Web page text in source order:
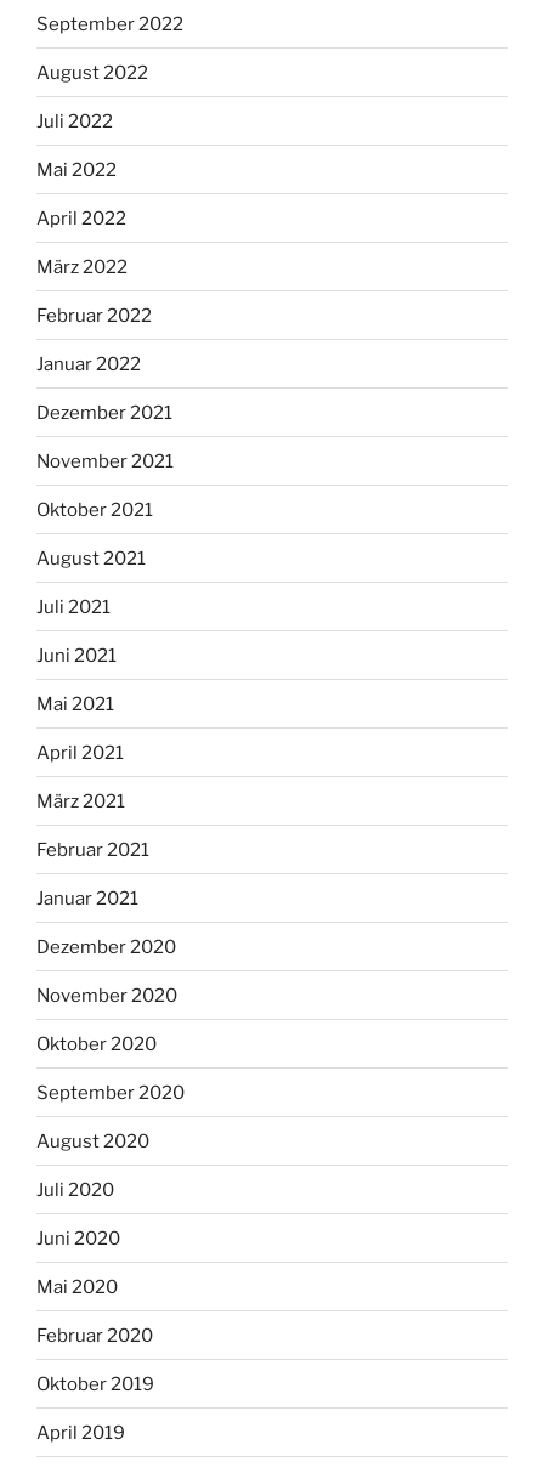
September 2022
August 2022
Juli 2022
Mai 2022
April 2022
März 2022
Februar 2022
Januar 2022
Dezember 2021
November 2021
Oktober 2021
August 2021
Juli 2021
Juni 2021
Mai 2021
April 2021
März 2021
Februar 2021
Januar 2021
Dezember 2020
November 2020
Oktober 2020
September 2020
August 2020
Juli 2020
Juni 2020
Mai 2020
Februar 2020
Oktober 2019
April 2019